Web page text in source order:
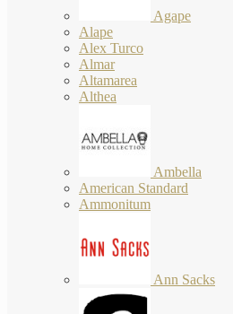
Agape
Alape
Alex Turco
Almar
Altamarea
Althea
Ambella
American Standard
Ammonitum
Ann Sacks